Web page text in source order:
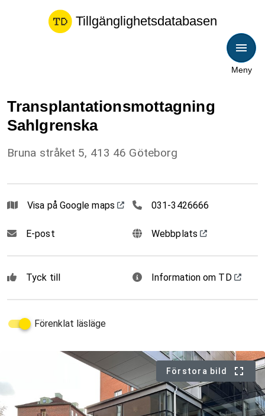
Tillgänglighetsdatabasen
Meny
Transplantationsmottagning
Sahlgrenska
Bruna stråket 5, 413 46 Göteborg
Visa på Google maps 0313426666
031-3426666
E-post Webbplats
Tyck till Information om TD
Förenklat läsläge
Förstora bild